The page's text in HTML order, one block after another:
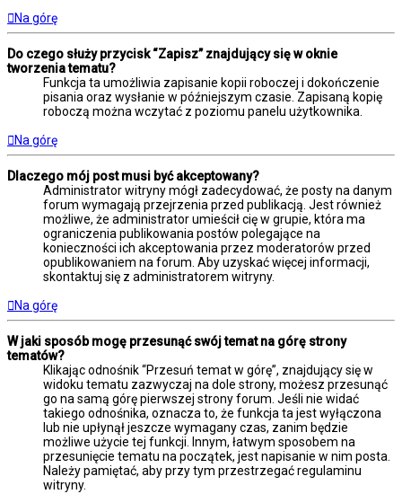
Na górę
Do czego służy przycisk “Zapisz” znajdujący się w oknie
tworzenia tematu?
Funkcja ta umożliwia zapisanie kopii roboczej i dokończenie
pisania oraz wysłanie w późniejszym czasie. Zapisaną kopię
roboczą można wczytać z poziomu panelu użytkownika.
Na górę
Dlaczego mój post musi być akceptowany?
Administrator witryny mógł zadecydować, że posty na danym
forum wymagają przejrzenia przed publikacją. Jest również
możliwe, że administrator umieścił cię w grupie, która ma
ograniczenia publikowania postów polegające na
konieczności ich akceptowania przez moderatorów przed
opublikowaniem na forum. Aby uzyskać więcej informacji,
skontaktuj się z administratorem witryny.
Na górę
W jaki sposób mogę przesunąć swój temat na górę strony
tematów?
Klikając odnośnik “Przesuń temat w górę”, znajdujący się w
widoku tematu zazwyczaj na dole strony, możesz przesunąć
go na samą górę pierwszej strony forum. Jeśli nie widać
takiego odnośnika, oznacza to, że funkcja ta jest wyłączona
lub nie upłynął jeszcze wymagany czas, zanim będzie
możliwe użycie tej funkcji. Innym, łatwym sposobem na
przesunięcie tematu na początek, jest napisanie w nim posta.
Należy pamiętać, aby przy tym przestrzegać regulaminu
witryny.